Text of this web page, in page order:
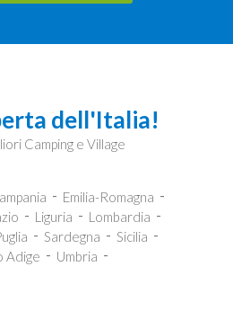
dell'Italia!
Camping e Village
Emilia-Romagna
Liguria
Lombardia
Sardegna
Sicilia
Adige
Umbria